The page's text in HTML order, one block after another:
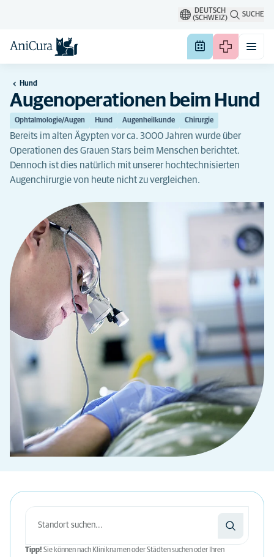
DEUTSCH
(SCHWEIZ)
SUCHE
Hund
Augenoperationen beim Hund
Ophtalmologie/Augen Hund Augenheilkunde Chirurgie
Bereits im alten Ägypten vor ca. 3000 Jahren wurde über
Operationen des Grauen Stars beim Menschen berichtet.
Dennoch ist dies natürlich mit unserer hochtechnisierten
Augenchirurgie von heute nicht zu vergleichen.
Tipp! Sie können nach Kliniknamen oder Städten suchen oder Ihren